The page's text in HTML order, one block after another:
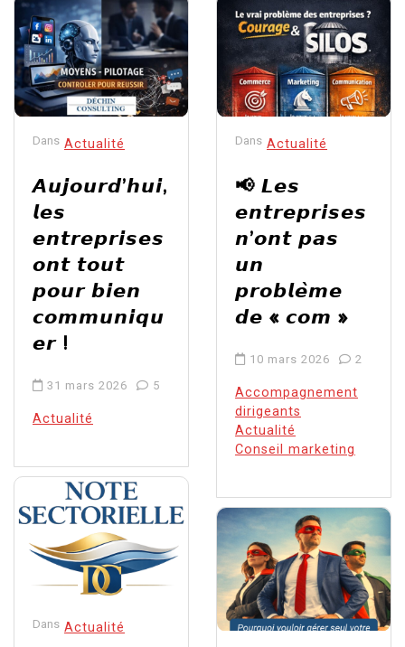
Dans Actualité
𝘼𝙪𝙟𝙤𝙪𝙧𝙙’𝙝𝙪𝙞,
𝙡𝙚𝙨
𝙚𝙣𝙩𝙧𝙚𝙥𝙧𝙞𝙨𝙚𝙨
𝙤𝙣𝙩 𝙩𝙤𝙪𝙩
𝙥𝙤𝙪𝙧 𝙗𝙞𝙚𝙣
𝙘𝙤𝙢𝙢𝙪𝙣𝙞𝙦𝙪
𝙚𝙧 !
31 mars 2026 5
Actualité
Dans Actualité
Dans Actualité
📢 𝙇𝙚𝙨
𝙚𝙣𝙩𝙧𝙚𝙥𝙧𝙞𝙨𝙚𝙨
𝙣’𝙤𝙣𝙩 𝙥𝙖𝙨
𝙪𝙣
𝙥𝙧𝙤𝙗𝙡𝙚̀𝙢𝙚
𝙙𝙚 « 𝙘𝙤𝙢 »
10 mars 2026 2
Accompagnement
dirigeants
Actualité
Conseil marketing